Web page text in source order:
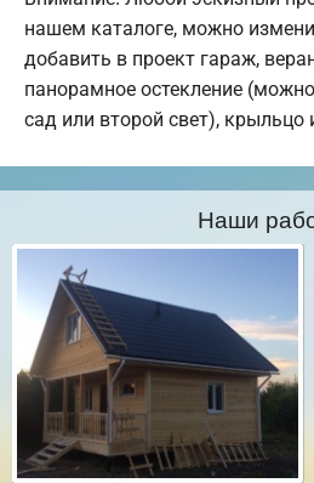
нашем каталоге, можно
добавить в проект гараж,
панорамное остекление
сад или второй свет), крыльцо
Наши